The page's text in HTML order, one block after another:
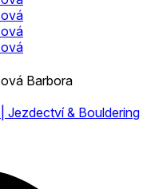
Barbora
Jezdectví & Bouldering